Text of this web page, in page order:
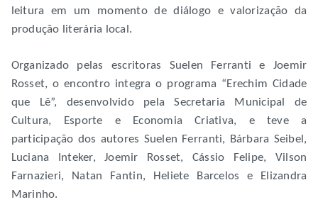
leitura em um momento de diálogo e valorização da
produção literária local.
Organizado pelas escritoras Suelen Ferranti e Joemir
Rosset, o encontro integra o programa “Erechim Cidade
que Lê”, desenvolvido pela Secretaria Municipal de
Cultura, Esporte e Economia Criativa, e teve a
participação dos autores Suelen Ferranti, Bárbara Seibel,
Luciana Inteker, Joemir Rosset, Cássio Felipe, Vilson
Farnazieri, Natan Fantin, Heliete Barcelos e Elizandra
Marinho.